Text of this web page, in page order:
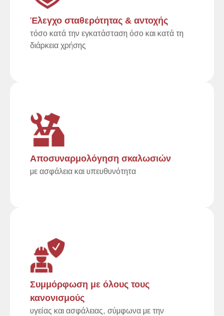
Έλεγχο σταθερότητας & αντοχής
τόσο κατά την εγκατάσταση όσο και κατά τη
διάρκεια χρήσης
Αποσυναρμολόγηση σκαλωσιών
με ασφάλεια και υπευθυνότητα
Συμμόρφωση με όλους τους
κανονισμούς
υγείας και ασφάλειας, σύμφωνα με την